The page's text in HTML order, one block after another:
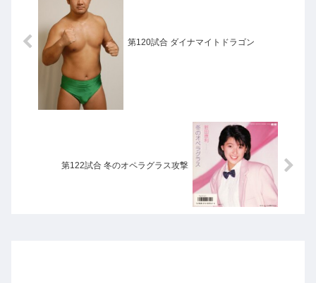
第120試合 ダイナマイトドラゴン
第122試合 冬のオペラグラス攻撃